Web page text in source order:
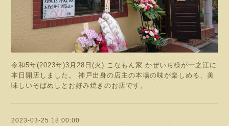
令和5年(2023年)3月28日(火) こなもん家 かぜいち様が一之江に
本日開店しました。 神戸出身の店主の本場の味が楽しめる、美
味しいそばめしとお好み焼きのお店です。
2023-03-25 18:00:00